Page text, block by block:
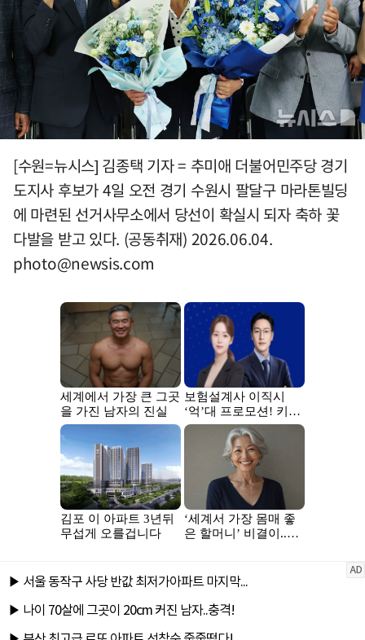
[수원=뉴시스] 김종택 기자 = 추미애 더불어민주당 경기
도지사 후보가 4일 오전 경기 수원시 팔달구 마라톤빌딩
에 마련된 선거사무소에서 당선이 확실시 되자 축하 꽃
다발을 받고 있다. (공동취재) 2026.06.04.
photo@newsis.com